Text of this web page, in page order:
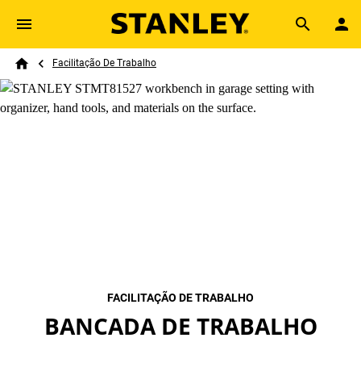
Skip to main content
Search
Breadcrumb
Facilitação De Trabalho
FACILITAÇÃO DE TRABALHO
BANCADA DE TRABALHO